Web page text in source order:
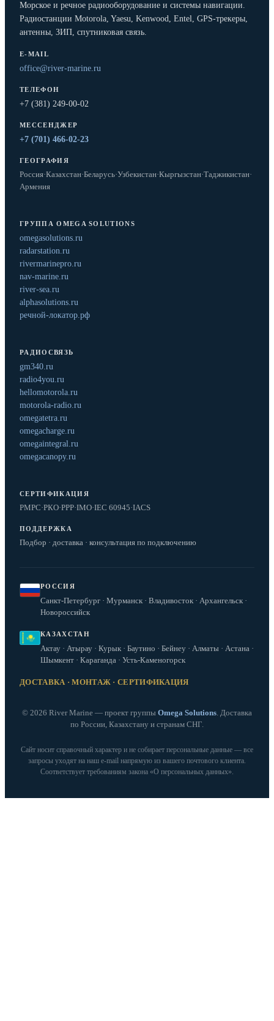
Морское и речное радиооборудование и системы навигации.
Радиостанции Motorola, Yaesu, Kenwood, Entel, GPS-трекеры,
антенны, ЗИП, спутниковая связь.
E-MAIL
office@river-marine.ru
ТЕЛЕФОН
+7 (381) 249-00-02
МЕССЕНДЖЕР
+7 (701) 466-02-23
ГЕОГРАФИЯ
Россия·Казахстан·Беларусь·Узбекистан·Кыргызстан·Таджикистан·
Армения
ГРУППА OMEGA SOLUTIONS
omegasolutions.ru
radarstation.ru
rivermarinepro.ru
nav-marine.ru
river-sea.ru
alphasolutions.ru
речной-локатор.рф
РАДИОСВЯЗЬ
gm340.ru
radio4you.ru
hellomotorola.ru
motorola-radio.ru
omegatetra.ru
omegacharge.ru
omegaintegral.ru
omegacanopy.ru
СЕРТИФИКАЦИЯ
РМРС·РКО·РРР·IMO·IEC 60945·IACS
ПОДДЕРЖКА
Подбор · доставка · консультация по подключению
РОССИЯ
Санкт-Петербург · Мурманск · Владивосток · Архангельск ·
Новороссийск
КАЗАХСТАН
Актау · Атырау · Курык · Баутино · Бейнеу · Алматы · Астана ·
Шымкент · Караганда · Усть-Каменогорск
ДОСТАВКА · МОНТАЖ · СЕРТИФИКАЦИЯ
© 2026 River Marine — проект группы Omega Solutions. Доставка
по России, Казахстану и странам СНГ.
Сайт носит справочный характер и не собирает персональные данные — все
запросы уходят на наш e‑mail напрямую из вашего почтового клиента.
Соответствует требованиям закона «О персональных данных».